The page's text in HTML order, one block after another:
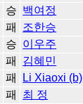
승 백여정
패 조한승
승 이우주
패 김혜민
패 Li Xiaoxi (b)
패 최 정